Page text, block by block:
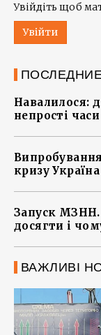
Увійдіть щоб
Увійти
Навалилося:
непрості часи
кризу Україна
Запуск МЗНН.
досягти і
ВАЖЛИВІ